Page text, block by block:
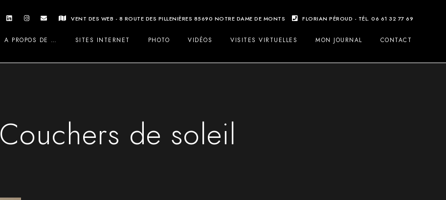
VENT DES WEB - 8 ROUTE DES PILLENIÈRES 85690 NOTRE DAME DE MONTS FLORIAN PÉROUD - TÉL. 06 61 32 77 69
A PROPOS DE … SITES INTERNET PHOTO VIDÉOS VISITES VIRTUELLES MON JOURNAL CONTACT
Couchers de soleil